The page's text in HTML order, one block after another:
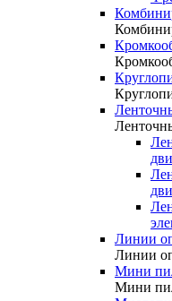
Линии
Линии
Мини
Мини